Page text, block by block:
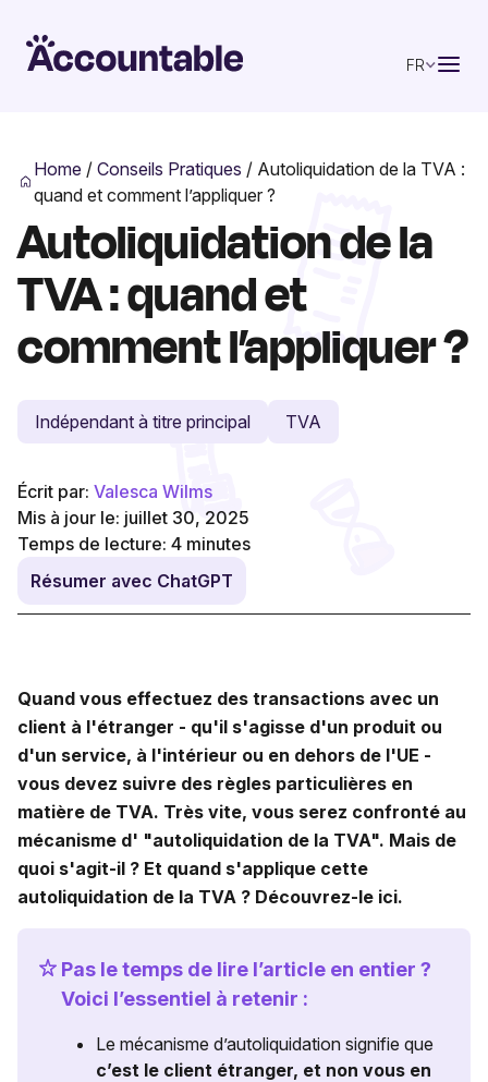
FR
Home /Conseils Pratiques / Autoliquidation de la TVA :
quand et comment l’appliquer ?
Autoliquidation de la
TVA : quand et
comment l’appliquer ?
Indépendant à titre principal TVA
Écrit par: Valesca Wilms
Mis à jour le: juillet 30, 2025
Temps de lecture: 4 minutes
Résumer avec ChatGPT
Quand vous effectuez des transactions avec un
client à l'étranger - qu'il s'agisse d'un produit ou
d'un service, à l'intérieur ou en dehors de l'UE -
vous devez suivre des règles particulières en
matière de TVA. Très vite, vous serez confronté au
mécanisme d' "autoliquidation de la TVA". Mais de
quoi s'agit-il ? Et quand s'applique cette
autoliquidation de la TVA ? Découvrez-le ici.
Pas le temps de lire l’article en entier ?
Voici l’essentiel à retenir :
Le mécanisme d’autoliquidation signifie que
c’est le client étranger, et non vous en